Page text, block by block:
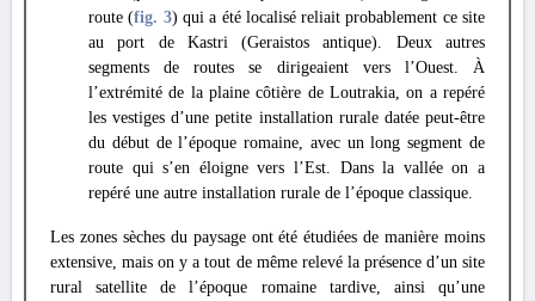
route (fig. 3) qui a été localisé reliait probablement ce site
au port de Kastri (Geraistos antique). Deux autres
segments de routes se dirigeaient vers l’Ouest. À
l’extrémité de la plaine côtière de Loutrakia, on a repéré
les vestiges d’une petite installation rurale datée peut-être
du début de l’époque romaine, avec un long segment de
route qui s’en éloigne vers l’Est. Dans la vallée on a
repéré une autre installation rurale de l’époque classique.
Les zones sèches du paysage ont été étudiées de manière moins
extensive, mais on y a tout de même relevé la présence d’un site
rural satellite de l’époque romaine tardive, ainsi qu’une